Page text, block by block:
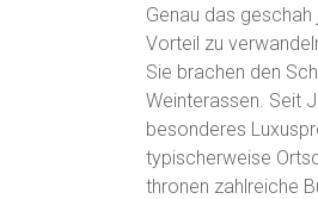
Genau das
Vorteil zu
Sie brachen den
Weinterassen. Seit
besonderes
typischerweise
thronen zahlreiche